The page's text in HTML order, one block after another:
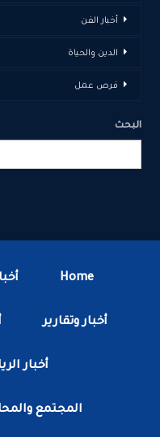
أخبار الفن
الدين والحياة
فرص عمل
البحث
Home
أخبار وتقارير
أخبار
المجتمع